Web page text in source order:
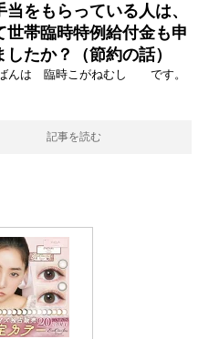
当をもらっている人は、
世帯臨時特例給付金も申
したか？（節約の話）
んは 臨時こがねむし です。
記事を読む